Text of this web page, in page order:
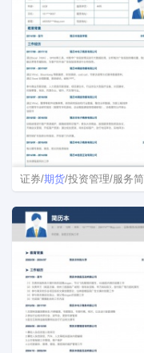
证券/期货/投资管理/服务简历表